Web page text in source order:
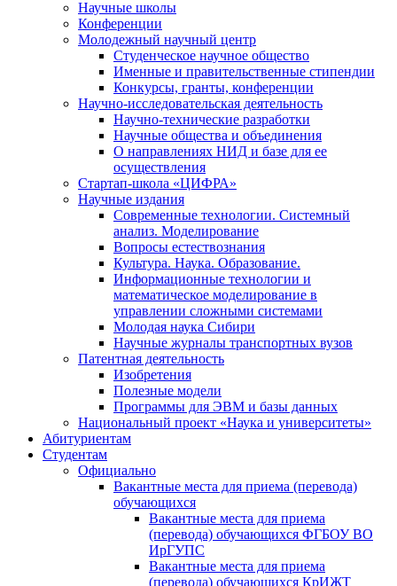
Научные школы
Конференции
Молодежный научный центр
Студенческое научное общество
Именные и правительственные стипендии
Конкурсы, гранты, конференции
Научно-исследовательская деятельность
Научно-технические разработки
Научные общества и объединения
О направлениях НИД и базе для ее
осуществления
Стартап-школа «ЦИФРА»
Научные издания
Современные технологии. Системный
анализ. Моделирование
Вопросы естествознания
Культура. Наука. Образование.
Информационные технологии и
математическое моделирование в
управлении сложными системами
Молодая наука Сибири
Научные журналы транспортных вузов
Патентная деятельность
Изобретения
Полезные модели
Программы для ЭВМ и базы данных
Национальный проект «Наука и университеты»
Абитуриентам
Студентам
Официально
Вакантные места для приема (перевода)
обучающихся
Вакантные места для приема
(перевода) обучающихся ФГБОУ ВО
ИрГУПС
Вакантные места для приема
(перевода) обучающихся КрИЖТ